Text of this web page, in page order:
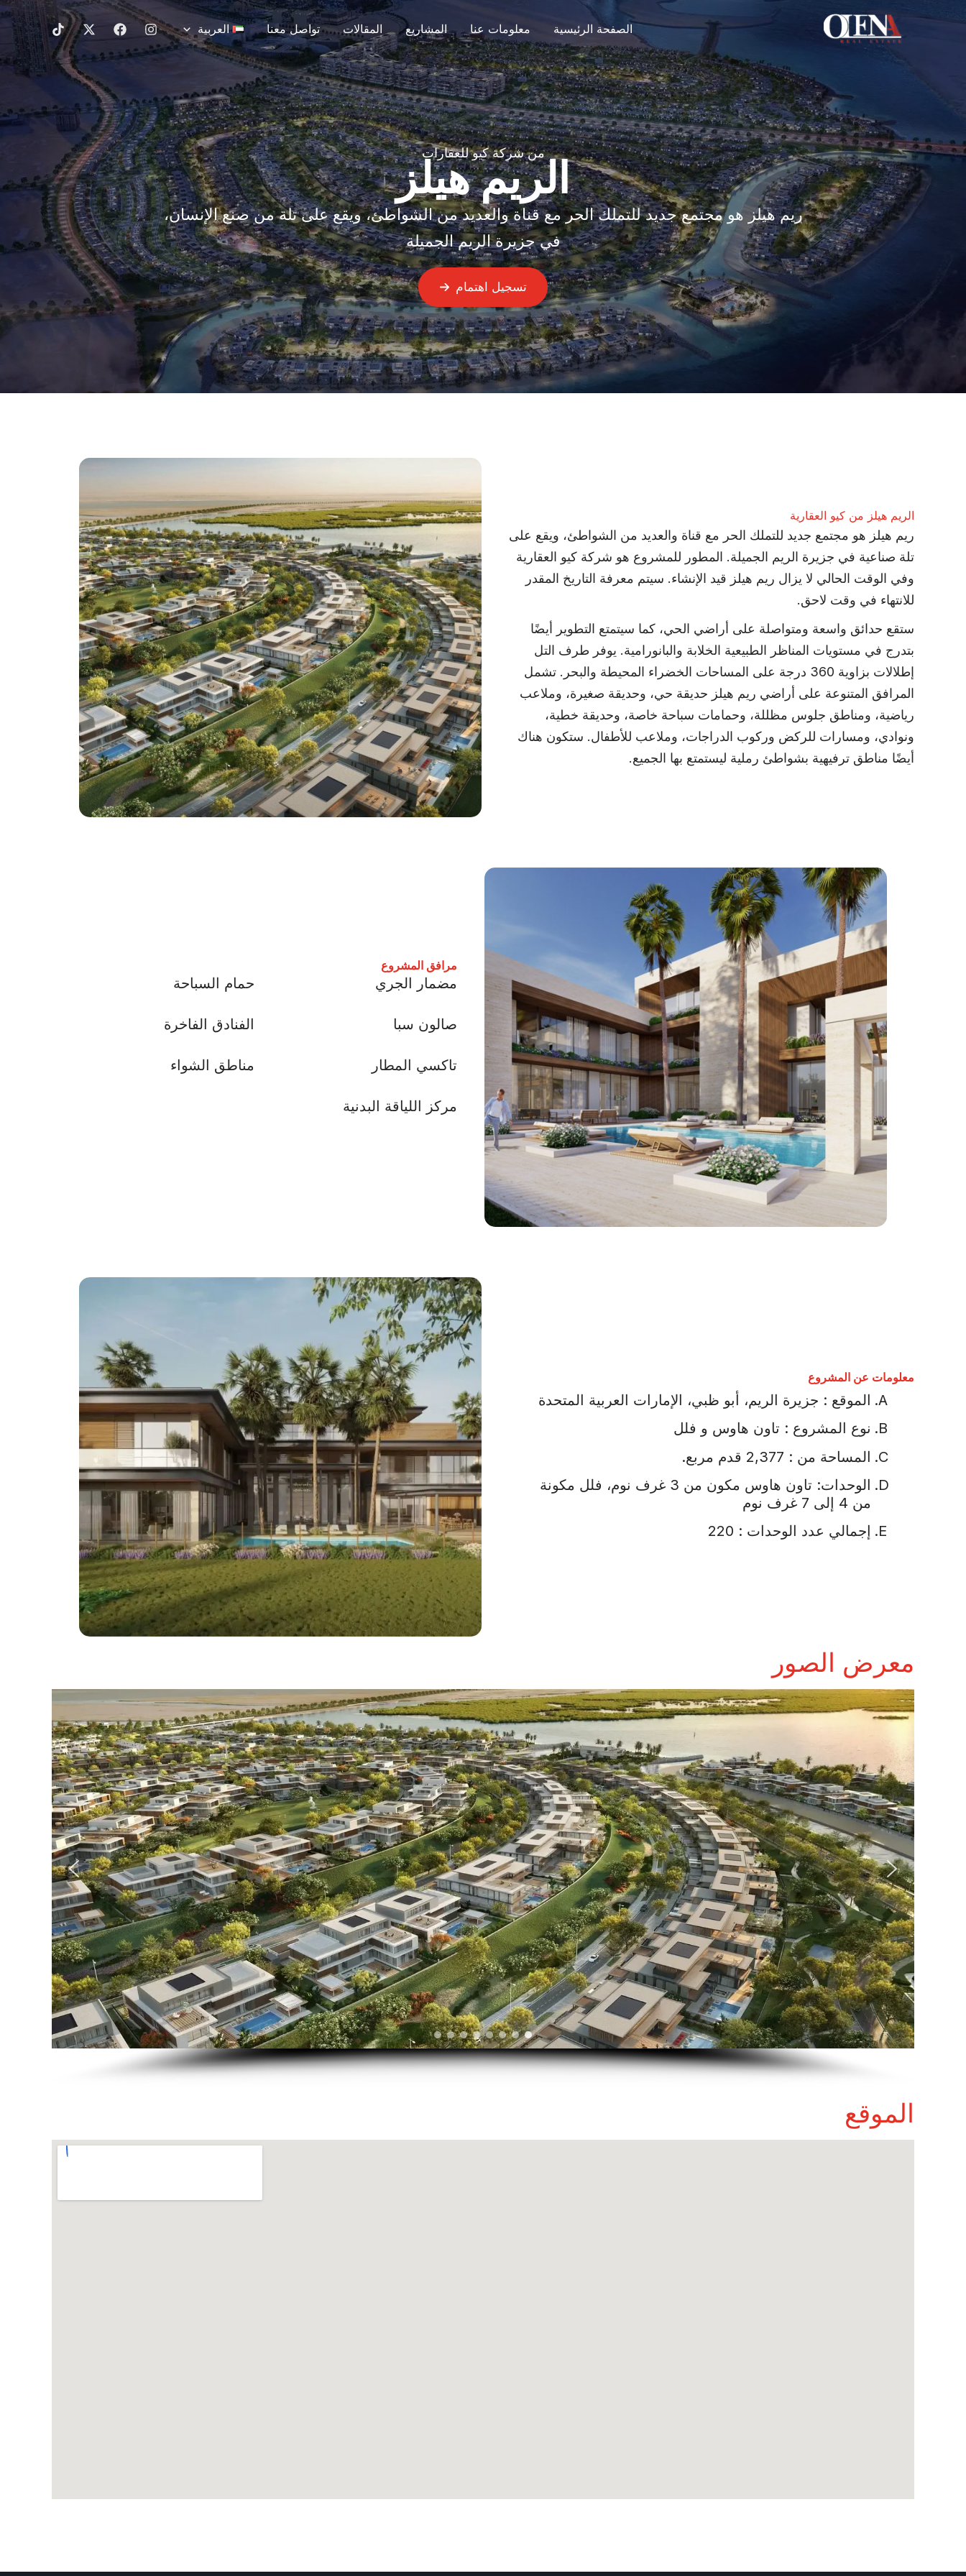
الصفحة الرئيسية معلومات عنا المشاريع المقالات تواصل معنا العربية
من شركة كيو للعقارات
الريم هيلز
ريم هيلز هو مجتمع جديد للتملك الحر مع قناة والعديد من الشواطئ، ويقع على تلة من صنع الإنسان،
في جزيرة الريم الجميلة
تسجيل اهتمام
الريم هيلز من كيو العقارية
ريم هيلز هو مجتمع جديد للتملك الحر مع قناة والعديد من الشواطئ، ويقع على
تلة صناعية في جزيرة الريم الجميلة. المطور للمشروع هو شركة كيو العقارية
وفي الوقت الحالي لا يزال ريم هيلز قيد الإنشاء. سيتم معرفة التاريخ المقدر
للانتهاء في وقت لاحق.
ستقع حدائق واسعة ومتواصلة على أراضي الحي، كما سيتمتع التطوير أيضًا
بتدرج في مستويات المناظر الطبيعية الخلابة والبانورامية. يوفر طرف التل
إطلالات بزاوية 360 درجة على المساحات الخضراء المحيطة والبحر. تشمل
المرافق المتنوعة على أراضي ريم هيلز حديقة حي، وحديقة صغيرة، وملاعب
رياضية، ومناطق جلوس مظللة، وحمامات سباحة خاصة، وحديقة خطية،
ونوادي، ومسارات للركض وركوب الدراجات، وملاعب للأطفال. ستكون هناك
أيضًا مناطق ترفيهية بشواطئ رملية ليستمتع بها الجميع.
مرافق المشروع
مضمار الجري حمام السباحة
صالون سبا الفنادق الفاخرة
تاكسي المطار مناطق الشواء
مركز اللياقة البدنية
معلومات عن المشروع
الموقع : جزيرة الريم، أبو ظبي، الإمارات العربية المتحدة
نوع المشروع : تاون هاوس و فلل
المساحة من : 2,377 قدم مربع.
الوحدات: تاون هاوس مكون من 3 غرف نوم، فلل مكونة
من 4 إلى 7 غرف نوم
إجمالي عدد الوحدات : 220
معرض الصور
الموقع